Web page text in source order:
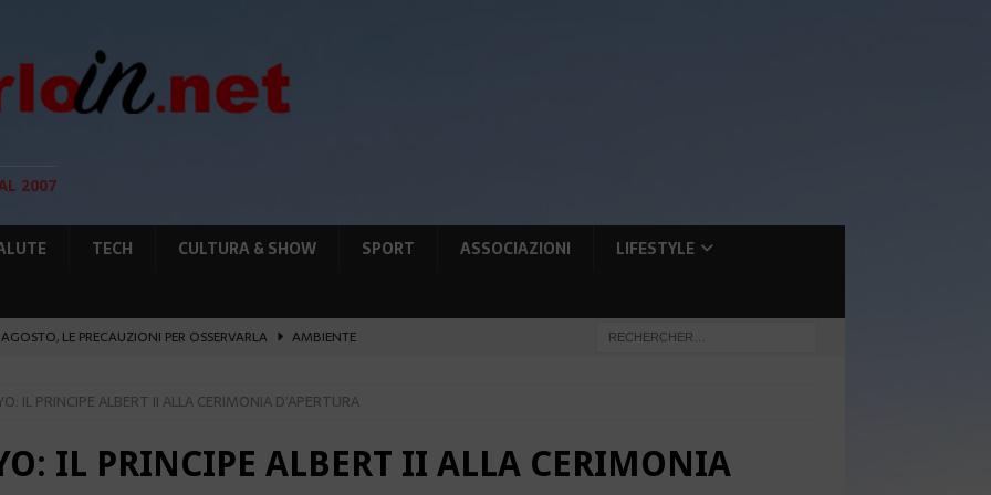
2007
TECH CULTURA & SHOW SPORT ASSOCIAZIONI
LIFESTYLE
LE PRECAUZIONI PER OSSERVARLA
AMBIENTE
ad Auschwitz-Birkenau
ATTUALITÀ
PORTO IL 1° MONACO ATHLETICS FESTIVAL
SPORT
IL PRINCIPE ALBERT II ALLA CERIMONIA D’APERTURA
IL PRINCIPE ALBERT II ALLA CERIMONIA